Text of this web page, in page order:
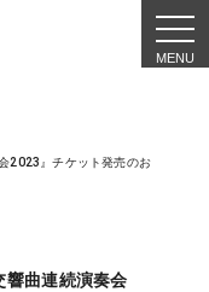
2023』チケット発売のお
響曲連続演奏会